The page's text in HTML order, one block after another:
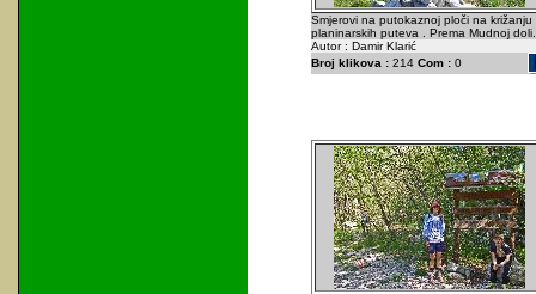
Smjerovi na putokaznoj ploči na križanju
planinarskih puteva . Prema Mudnoj
Autor : Damir Klarić
Broj klikova :214 Com :0